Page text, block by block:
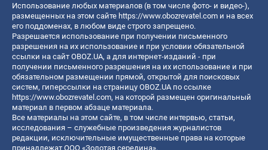
Использование любых материалов (в том числе фото- и видео-),
размещенных на этом сайте https://www.obozrevatel.com и на всех
его поддоменах, в любом виде строго запрещено.
Разрешается использование при получении письменного
разрешения на их использование и при условии обязательной
ссылки на сайт OBOZ.UA, а для интернет-изданий - при
получении письменного разрешения на их использование и при
обязательном размещении прямой, открытой для поисковых
систем, гиперссылки на страницу OBOZ.UA по ссылке
https://www.obozrevatel.com, на которой размещен оригинальный
материал в первом абзаце материала.
Все материалы на этом сайте, в том числе интервью, статьи,
исследования – служебные произведения журналистов
редакции, исключительные имущественные права на которые
принадлежат ООО «Золотая середина».